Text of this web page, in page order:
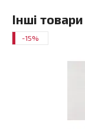
Інші товари
-15%